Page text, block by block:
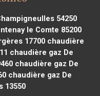
54250
le Comte 85200
17700chaudière
chaudière gaz De
chaudière gaz De
chaudière gaz De
13550